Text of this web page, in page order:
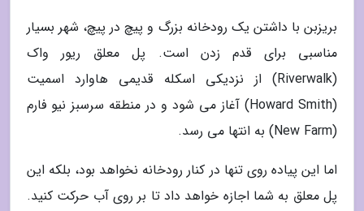
بریزبن با داشتن یک رودخانه بزرگ و پیچ در پیچ، شهر بسیار
مناسبی برای قدم زدن است. پل معلق ریور واک
(Riverwalk) از نزدیکی اسکله قدیمی هاوارد اسمیت
(Howard Smith) آغاز می شود و در منطقه سرسبز نیو فارم
(New Farm) به انتها می رسد.
اما این پیاده روی تنها در کنار رودخانه نخواهد بود، بلکه این
پل معلق به شما اجازه خواهد داد تا بر روی آب حرکت کنید.